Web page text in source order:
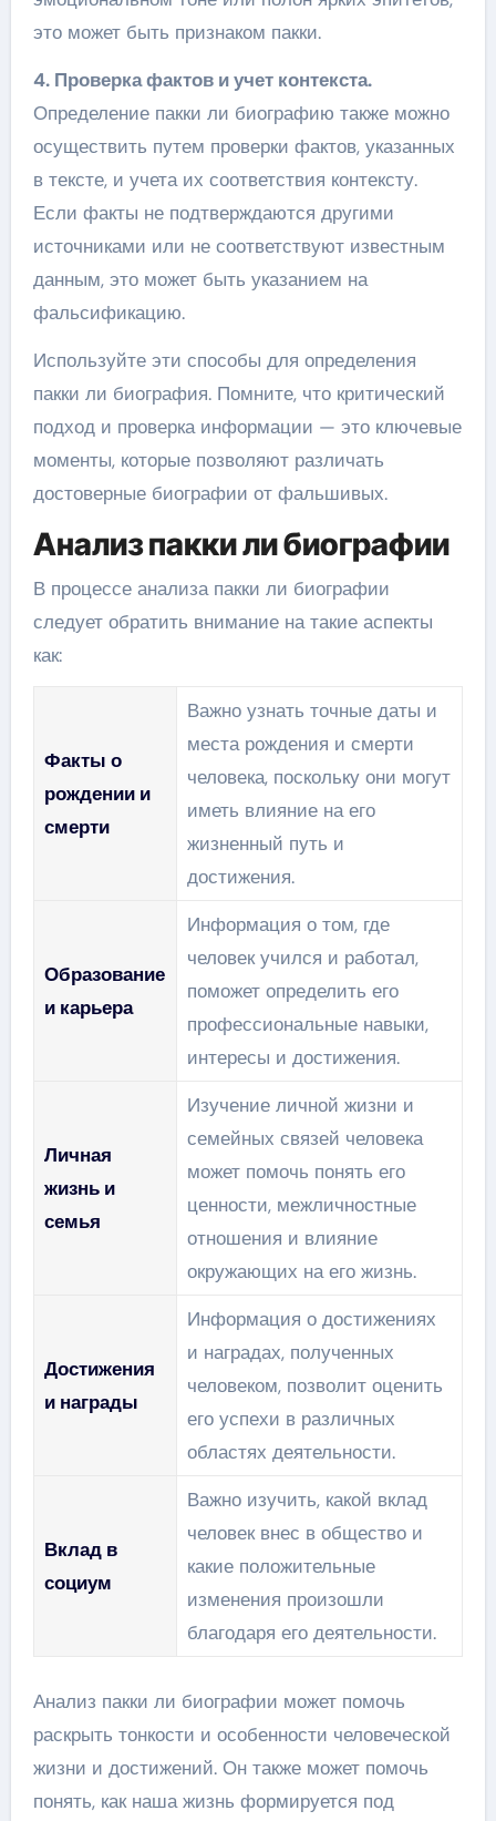
это может быть признаком пакки.
4. Проверка фактов и учет контекста.
Определение пакки ли биографию также можно
осуществить путем проверки фактов, указанных
в тексте, и учета их соответствия контексту.
Если факты не подтверждаются другими
источниками или не соответствуют известным
данным, это может быть указанием на
фальсификацию.
Используйте эти способы для определения
пакки ли биография. Помните, что критический
подход и проверка информации — это ключевые
моменты, которые позволяют различать
достоверные биографии от фальшивых.
Анализ пакки ли биографии
В процессе анализа пакки ли биографии
следует обратить внимание на такие аспекты
как:
Факты о
рождении и
смерти
Важно узнать точные даты и
места рождения и смерти
человека, поскольку они могут
иметь влияние на его
жизненный путь и
достижения.
Образование
и карьера
Информация о том, где
человек учился и работал,
поможет определить его
профессиональные навыки,
интересы и достижения.
Личная
жизнь и
семья
Изучение личной жизни и
семейных связей человека
может помочь понять его
ценности, межличностные
отношения и влияние
окружающих на его жизнь.
Достижения
и награды
Информация о достижениях
и наградах, полученных
человеком, позволит оценить
его успехи в различных
областях деятельности.
Вклад в
социум
Важно изучить, какой вклад
человек внес в общество и
какие положительные
изменения произошли
благодаря его деятельности.
Анализ пакки ли биографии может помочь
раскрыть тонкости и особенности человеческой
жизни и достижений. Он также может помочь
понять, как наша жизнь формируется под